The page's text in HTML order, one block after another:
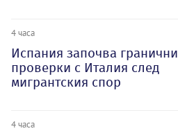
4 часа
Испания започва гранични
проверки с Италия след
мигрантския спор
4 часа